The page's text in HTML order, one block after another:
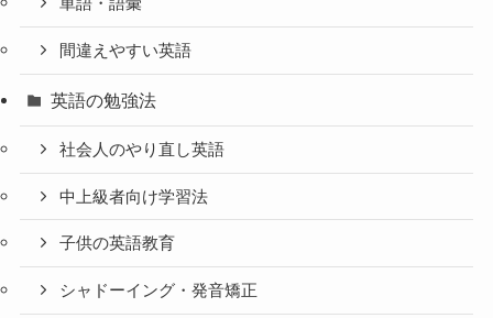
間違えやすい英語
英語の勉強法
社会人のやり直し英語
中上級者向け学習法
子供の英語教育
シャドーイング・発音矯正